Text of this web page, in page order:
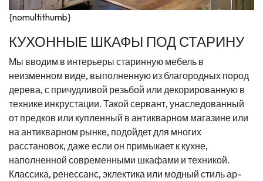
{nomultithumb}
КУХОННЫЕ ШКАФЫ ПОД СТАРИНУ
Мы вводим в интерьеры старинную мебель в
неизменном виде, выполненную из благородных пород
дерева, с причудливой резьбой или декорированную в
технике инкрустации. Такой сервант, унаследованный
от предков или купленный в антикварном магазине или
на антикварном рынке, подойдет для многих
расстановок, даже если он примыкает к кухне,
наполненной современными шкафами и техникой.
Классика, ренессанс, эклектика или модный стиль ар-